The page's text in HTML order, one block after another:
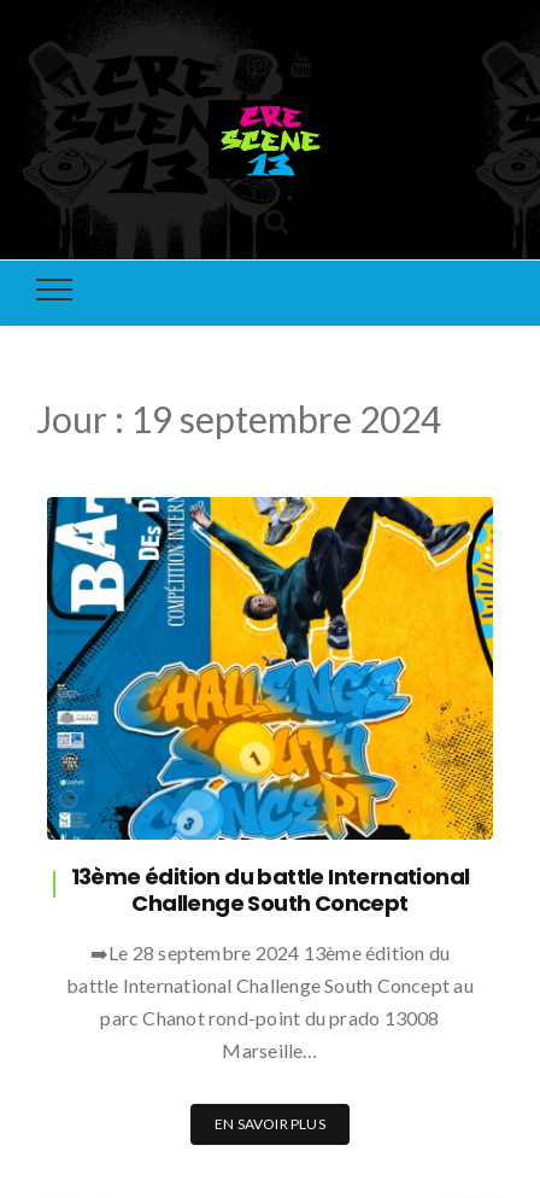
Crèscene
13
Ecole de danse
Jour : 19 septembre 2024
13ème édition du battle International
Challenge South Concept
➡️Le 28 septembre 2024 13ème édition du
battle International Challenge South Concept au
parc Chanot rond-point du prado 13008
Marseille…
EN SAVOIR PLUS